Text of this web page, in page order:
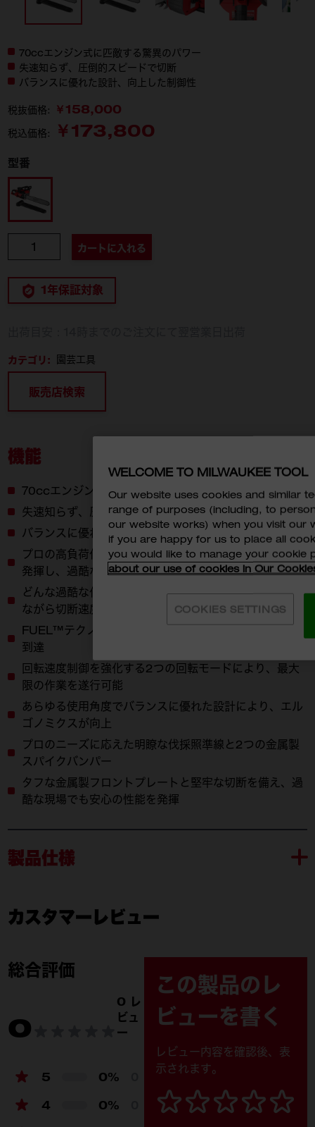
70ccエンジン式に匹敵する驚異のパワー
失速知らず、圧倒的スピードで切断
バランスに優れた設計、向上した制御性
税抜価格: ￥158,000
税込価格: ￥173,800
型番
M18 F2CHS50-0 JP
カートに入れる
1年保証対象
カテゴリ: 園芸工具
販売店検索
機能
70ccエンジン式に匹敵する驚異のパワー
失速知らず、圧倒的スピードで切断
バランスに優れた設計、向上した制御性
プロの高負荷作業に対応する十分な5.8HPの最大出力を
発揮し、過酷な現場でも確実に作業を遂行可能
どんな過酷な作業でもスピードを落とさず、失速を防ぎ
ながら切断速度をさらに向上
FUEL™テクノロジーにより、1秒足らずでフルパワーに
到達
回転速度制御を強化する2つの回転モードにより、最大
限の作業を遂行可能
あらゆる使用角度でバランスに優れた設計により、エル
ゴノミクスが向上
プロのニーズに応えた明瞭な伐採照準線と2つの金属製
スパイクバンパー
タフな金属製フロントプレートと堅牢な切断を備え、過
酷な現場でも安心の性能を発揮
製品仕様
付属品
M18 F2CHS50-0 JP (1)
レンチ (1)
チェーンオイル (1)
チェーンカバー (1)
4932498790 (1)
カスタマーレビュー
総合評価
0
0 レ
ビュ
ー
5 0%
4 0%
この製品のレ
ビューを書く
レビュー内容を確認後、表
示されます。
WELCOME TO MILWAUKEE TOOL
Our website uses cookies and similar
range of purposes (including, to
our website works) when you visit our
if you are happy for us to place all
you would like to manage your cookie
about our use of cookies in Our
COOKIES SETTINGS